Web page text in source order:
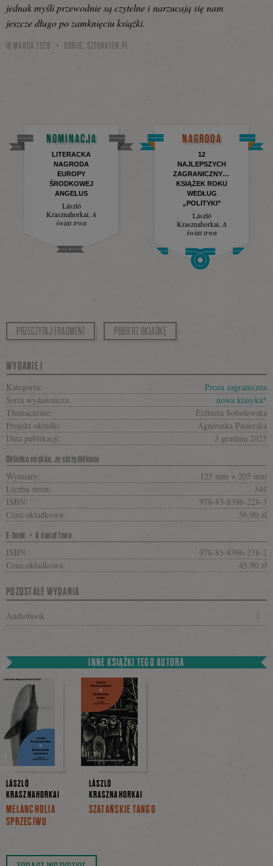
jednak myśli przewodnie są czytelne i narzucają się nam
jeszcze długo po zamknięciu książki.
16 MARCA 2026 DORIS, SZTUKATER.PL
PRZECZYTAJ FRAGMENT POBIERZ OKŁADKĘ
WYDANIE I
Kategoria:
Proza zagraniczna
Seria wydawnicza:
nowa klasyka*
Tłumaczenie:
Elżbieta Sobolewska
Projekt okładki:
Agnieszka Pasierska
Data publikacji:
3 grudnia 2025
Okładka miękka, ze skrzydełkami
Wymiary:
125 mm × 205 mm
Liczba stron:
344
ISBN:
978-83-8396-228-3
Cena okładkowa:
56,90 zł
E-book・A świat trwa
ISBN:
978-83-8396-238-2
Cena okładkowa:
45,90 zł
POZOSTAŁE WYDANIA
Audiobook
INNE KSIĄŻKI TEGO AUTORA
LÁSZLÓ
KRASZNAHORKAI
MELANCHOLIA
SPRZECIWU
LÁSZLÓ
KRASZNAHORKAI
SZATAŃSKIE TANGO
NOMINACJA
LITERACKA
NAGRODA
EUROPY
ŚRODKOWEJ
ANGELUS
László
Krasznahorkai,A
świat trwa
NAGRODA
12
NAJLEPSZYCH
ZAGRANICZNYCH
KSIĄŻEK ROKU
WEDŁUG
„POLITYKI”
László
Krasznahorkai,A
świat trwa